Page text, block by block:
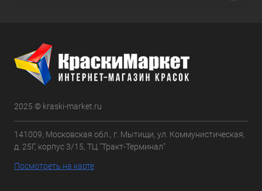
2025 © kraski-market.ru
141009, Московская обл., г. Мытищи, ул. Коммунистическая,
д. 25Г, корпус 3/15, ТЦ "Тракт-Терминал"
Посмотреть на карте